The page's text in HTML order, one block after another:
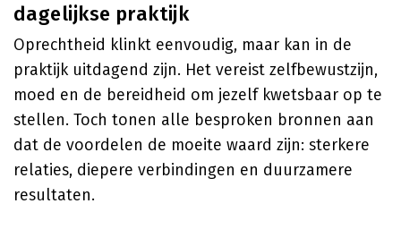
dagelijkse praktijk
Oprechtheid klinkt eenvoudig, maar kan in de
praktijk uitdagend zijn. Het vereist zelfbewustzijn,
moed en de bereidheid om jezelf kwetsbaar op te
stellen. Toch tonen alle besproken bronnen aan
dat de voordelen de moeite waard zijn: sterkere
relaties, diepere verbindingen en duurzamere
resultaten.